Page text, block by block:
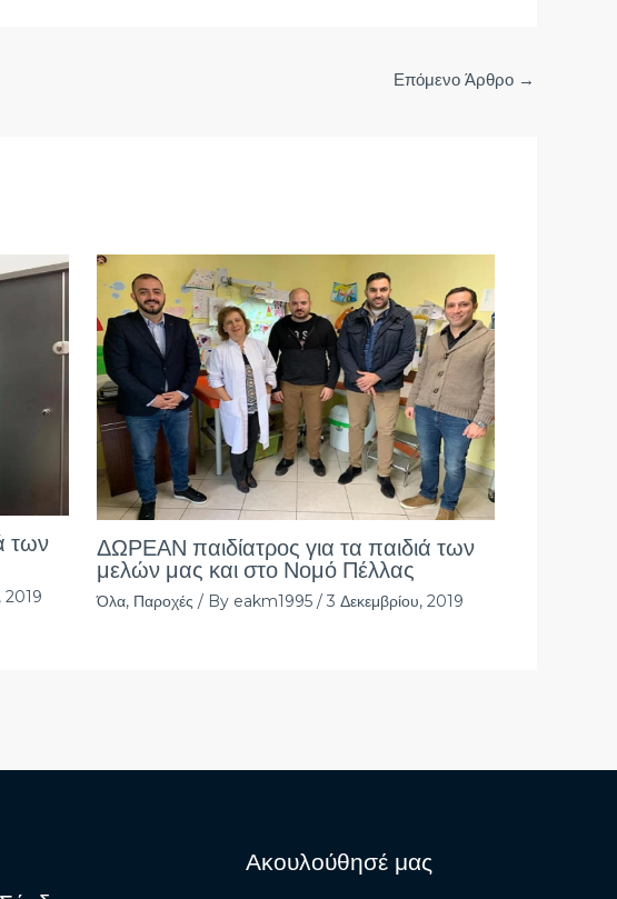
Επόμενο Άρθρο →
των
2019
ΔΩΡΕΑΝ παιδίατρος για τα παιδιά των
μελών μας και στο Νομό Πέλλας
Όλα, Παροχές / By eakm1995/3 Δεκεμβρίου, 2019
Ακουλούθησέ μας